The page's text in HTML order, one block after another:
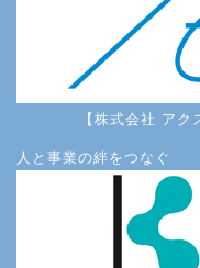
【株式会社 ア
人と事業の絆をつなぐ